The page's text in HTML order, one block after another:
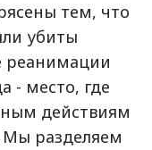
тем, что
убиты
реанимации
- место, где
действиям
разделяем